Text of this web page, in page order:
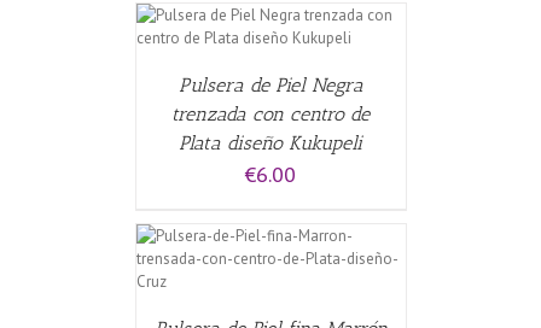
Pulsera de Piel Negra
trenzada con centro de
Plata diseño Kukupeli
€6.00